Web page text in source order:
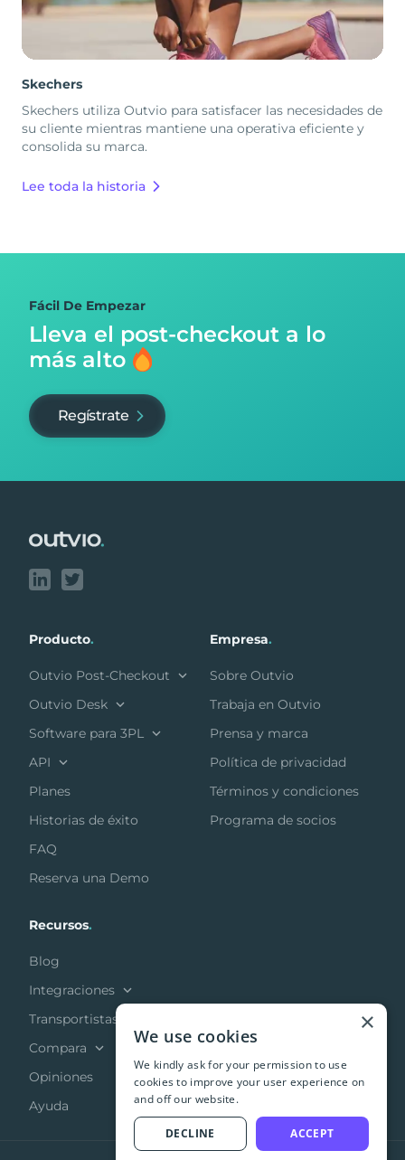
Skechers
Skechers utiliza Outvio para satisfacer las necesidades de
su cliente mientras mantiene una operativa eficiente y
consolida su marca.
Lee toda la historia
Fácil De Empezar
Lleva el post-checkout a lo
más alto
Regístrate
Producto.
Outvio Post-Checkout
Outvio Desk
Software para 3PL
API
Planes
Historias de éxito
FAQ
Reserva una Demo
Empresa.
Sobre Outvio
Trabaja en Outvio
Prensa y marca
Política de privacidad
Términos y condiciones
Programa de socios
Recursos.
Blog
Integraciones
Transportistas
Compara
Opiniones
Ayuda
×
We use cookies
We kindly ask for your permission to use
cookies to improve your user experience on
and off our website.
ACCEPT
DECLINE